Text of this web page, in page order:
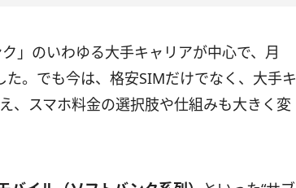
」のいわゆる大手キャリアが中心で、月
。でも今は、格安SIMだけでなく、大手キ
、スマホ料金の選択肢や仕組みも大きく変